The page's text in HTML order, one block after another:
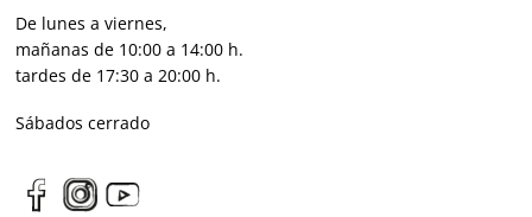
De lunes a viernes,
mañanas de 10:00 a 14:00 h.
tardes de 17:30 a 20:00 h.
Sábados cerrado